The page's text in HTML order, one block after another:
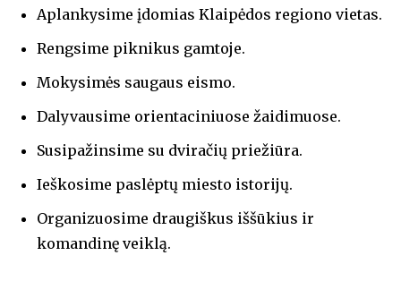
Aplankysime įdomias Klaipėdos regiono vietas.
Rengsime piknikus gamtoje.
Mokysimės saugaus eismo.
Dalyvausime orientaciniuose žaidimuose.
Susipažinsime su dviračių priežiūra.
Ieškosime paslėptų miesto istorijų.
Organizuosime draugiškus iššūkius ir
komandinę veiklą.